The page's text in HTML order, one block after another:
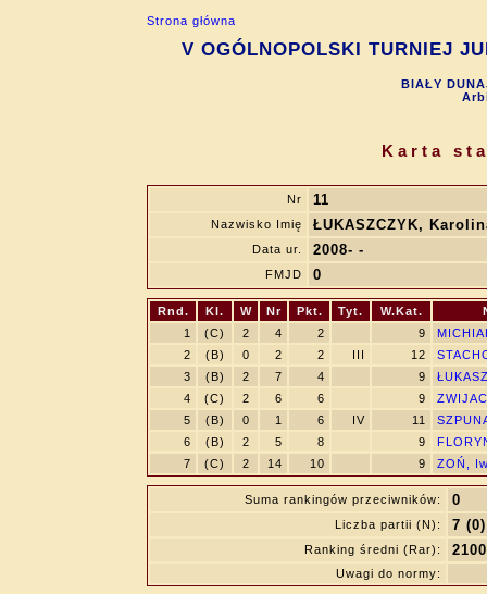
Strona główna
V OGÓLNOPOLSKI TURNIEJ
BIAŁY
Karta
Nr 11
Nazwisko Imię ŁUKASZCZYK,
Data ur. 2008- -
FMJD 0
Rnd. Kl. W Nr Pkt. Tyt. W.Kat.
1
(C) 2 4 2 9
2
(B) 0 2 2 III 12
3
(B) 2 7 4 9
4
(C) 2 6 6 9
5
(B) 0 1 6 IV 11
6
(B) 2 5 8 9
7
(C) 2 14 10 9 ZOŃ,
Suma rankingów przeciwników: 0
Liczba partii (N): 7 (0)
Ranking średni (Rar): 2100
Uwagi do normy: